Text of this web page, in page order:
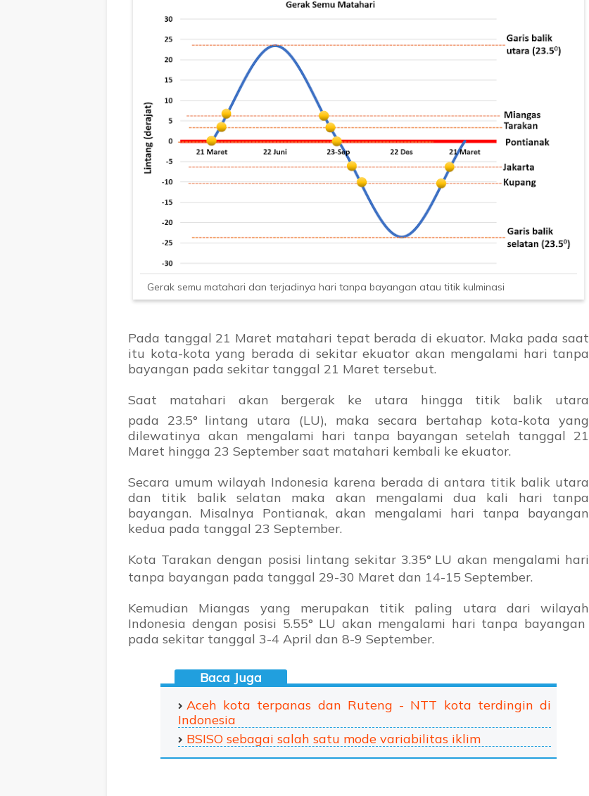
Gerak semu matahari dan terjadinya hari tanpa bayangan atau titik kulminasi
Pada tanggal 21 Maret matahari tepat berada di ekuator. Maka pada saat
itu kota-kota yang berada di sekitar ekuator akan mengalami hari tanpa
bayangan pada sekitar tanggal 21 Maret tersebut.
Saat matahari akan bergerak ke utara hingga titik balik utara
pada 23.5° lintang utara (LU), maka secara bertahap kota-kota yang
dilewatinya akan mengalami hari tanpa bayangan setelah tanggal 21
Maret hingga 23 September saat matahari kembali ke ekuator.
Secara umum wilayah Indonesia karena berada di antara titik balik utara
dan titik balik selatan maka akan mengalami dua kali hari tanpa
bayangan. Misalnya Pontianak, akan mengalami hari tanpa bayangan
kedua pada tanggal 23 September.
Kota Tarakan dengan posisi lintang sekitar 3.35° LU akan mengalami hari
tanpa bayangan pada tanggal 29-30 Maret dan 14-15 September.
Kemudian Miangas yang merupakan titik paling utara dari wilayah
Indonesia dengan posisi 5.55° LU akan mengalami hari tanpa bayangan
pada sekitar tanggal 3-4 April dan 8-9 September.
Aceh kota terpanas dan Ruteng - NTT kota terdingin di
Indonesia
BSISO sebagai salah satu mode variabilitas iklim